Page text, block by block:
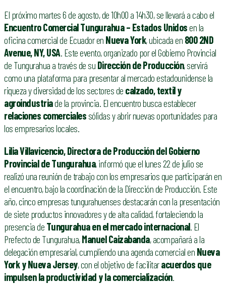
El próximo martes 6 de agosto, de 10h00 a 14h30, se llevará a cabo el
Encuentro Comercial Tungurahua – Estados Unidosen la
oficina comercial de Ecuador en Nueva York, ubicada en 800 2ND
Avenue, NY, USA. Este evento, organizado por el Gobierno Provincial
de Tungurahua a través de su Dirección de Producción, servirá
como una plataforma para presentar al mercado estadounidense la
riqueza y diversidad de los sectores de calzado, textil y
agroindustriade la provincia. El encuentro busca establecer
relaciones comerciales sólidas y abrir nuevas oportunidades para
los empresarios locales.
Lilia Villavicencio, Directora de Producción del Gobierno
Provincial de Tungurahua, informó que el lunes 22 de julio se
realizó una reunión de trabajo con los empresarios que participarán en
el encuentro, bajo la coordinación de la Dirección de Producción. Este
año, cinco empresas tungurahuenses destacarán con la presentación
de siete productos innovadores y de alta calidad, fortaleciendo la
presencia de Tungurahua en el mercado internacional. El
Prefecto de Tungurahua,Manuel Caizabanda, acompañará a la
delegación empresarial, cumpliendo una agenda comercial en Nueva
York y Nueva Jersey, con el objetivo de facilitaracuerdos que
impulsen la productividad y la comercialización.